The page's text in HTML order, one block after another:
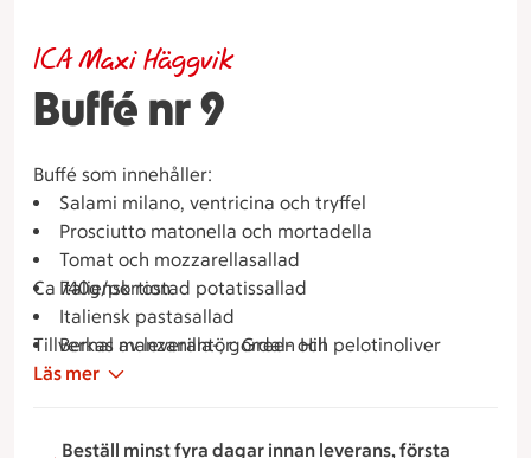
Buffé nr 9
ICA Maxi Häggvik
Buffé som innehåller:
Salami milano, ventricina och tryffel
Prosciutto matonella och mortadella
Tomat och mozzarellasallad
Italiensk rostad potatissallad
Italiensk pastasallad
Bernal manzanilla-, gordal- och pelotinoliver
Galiamelon med mynta
Ca 740g/portion.
Tillverkas av leverantör: Green Hill
Läs mer
Beställ minst fyra dagar innan leverans, första